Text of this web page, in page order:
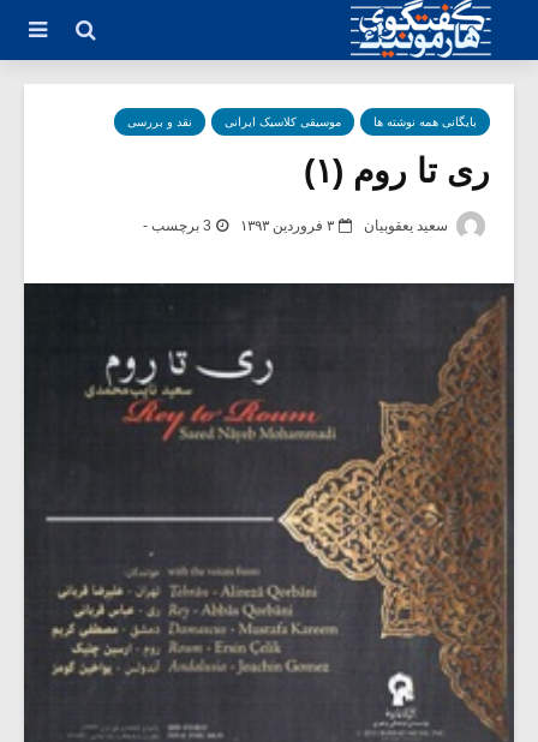
بایگانی همه نوشته ها موسیقی کلاسیک ایرانی نقد و بررسی
ری تا روم (۱)
سعید یعقوبیان ۳ فروردین ۱۳۹۳ 3 برچسب -